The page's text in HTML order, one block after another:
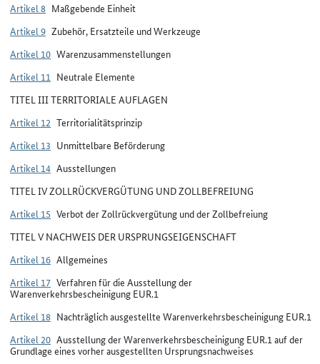
Artikel 8 Maßgebende Einheit
Artikel 9 Zubehör, Ersatzteile und Werkzeuge
Artikel 10 Warenzusammenstellungen
Artikel 11 Neutrale Elemente
TITEL III TERRITORIALE AUFLAGEN
Artikel 12 Territorialitätsprinzip
Artikel 13 Unmittelbare Beförderung
Artikel 14 Ausstellungen
TITEL IV ZOLLRÜCKVERGÜTUNG UND ZOLLBEFREIUNG
Artikel 15 Verbot der Zollrückvergütung und der Zollbefreiung
TITEL V NACHWEIS DER URSPRUNGSEIGENSCHAFT
Artikel 16 Allgemeines
Artikel 17 Verfahren für die Ausstellung der
Warenverkehrsbescheinigung EUR.1
Artikel 18 Nachträglich ausgestellte Warenverkehrsbescheinigung EUR.1
Artikel 20 Ausstellung der Warenverkehrsbescheinigung EUR.1 auf der
Grundlage eines vorher ausgestellten Ursprungsnachweises